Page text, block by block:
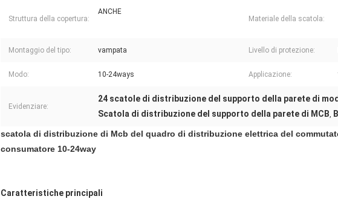
Struttura della copertura:
ANCHE
Materiale della scatola:
Montaggio del tipo: vampata Livello di protezione:
Modo: 10-24ways Applicazione:
Evidenziare:
24 scatole di distribuzione del supporto della parete di
Scatola di distribuzione del supporto della parete di MCB,
scatola di distribuzione di Mcb del quadro di distribuzione elettrica del
consumatore 10-24way
Caratteristiche principali